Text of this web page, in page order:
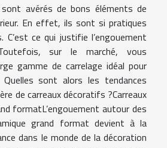
avérés de bons éléments de
En effet, ils sont si pratiques
C’est ce qui justifie l’engouement
sur le marché, vous
gamme de carrelage idéal pour
sont alors les tendances
de carreaux décoratifs ?Carreaux
formatL’engouement autour des
grand format devient à la
dans le monde de la décoration